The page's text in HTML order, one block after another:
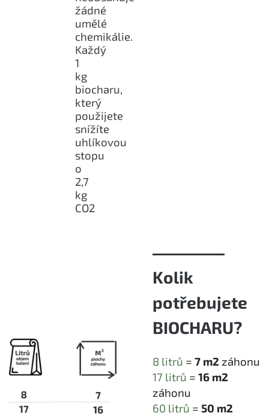
žádné
umělé
chemikálie.
Každý
1
kg
biocharu,
který
použijete
snížíte
uhlíkovou
stopu
o
2,7
kg
CO2
Kolik
potřebujete
BIOCHARU?
8 litrů = 7 m2 záhonu
17 litrů = 16 m2
záhonu
60 litrů = 50 m2